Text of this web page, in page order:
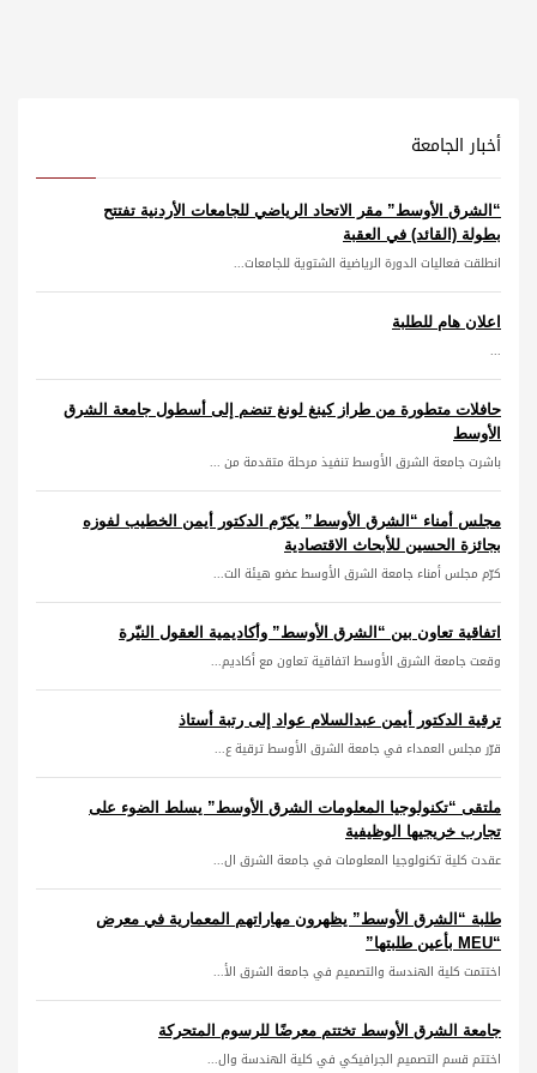
أخبار الجامعة
“الشرق الأوسط” مقر الاتحاد الرياضي للجامعات الأردنية تفتتح
بطولة (القائد) في العقبة
انطلقت فعاليات الدورة الرياضية الشتوية للجامعات...
اعلان هام للطلبة
...
حافلات متطورة من طراز كينغ لونغ تنضم إلى أسطول جامعة الشرق
الأوسط
باشرت جامعة الشرق الأوسط تنفيذ مرحلة متقدمة من ...
مجلس أمناء “الشرق الأوسط” يكرّم الدكتور أيمن الخطيب لفوزه
بجائزة الحسين للأبحاث الاقتصادية
كرّم مجلس أمناء جامعة الشرق الأوسط عضو هيئة الت...
اتفاقية تعاون بين “الشرق الأوسط” وأكاديمية العقول النيّرة
وقعت جامعة الشرق الأوسط اتفاقية تعاون مع أكاديم...
ترقية الدكتور أيمن عبدالسلام عواد إلى رتبة أستاذ
قرّر مجلس العمداء في جامعة الشرق الأوسط ترقية ع...
ملتقى “تكنولوجيا المعلومات الشرق الأوسط” يسلط الضوء على
تجارب خريجيها الوظيفية
عقدت كلية تكنولوجيا المعلومات في جامعة الشرق ال...
طلبة “الشرق الأوسط” يظهرون مهاراتهم المعمارية في معرض
“MEU بأعين طلبتها”
اختتمت كلية الهندسة والتصميم في جامعة الشرق الأ...
جامعة الشرق الأوسط تختتم معرضًا للرسوم المتحركة
اختتم قسم التصميم الجرافيكي في كلية الهندسة وال...